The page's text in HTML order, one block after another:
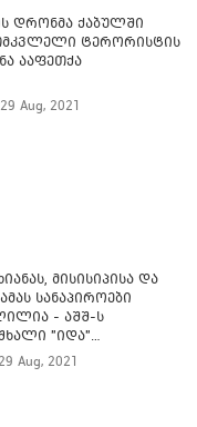
დრონმა ქაბულში
ტერორისტის
ააფეთქა
Aug, 2021
მისისიპისა და
სანაპიროები
- აშშ-ს
"იდა"
Aug, 2021